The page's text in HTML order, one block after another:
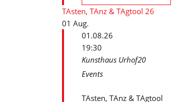
TAsten, TAnz & TAgtool 26
01 Aug.
01.08.26
19:30
Kunsthaus Urhof20
Events
TAsten, TAnz & TAgtool